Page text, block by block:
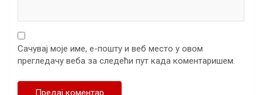
Сачувај моје име, е-пошту и веб место у овом
прегледачу веба за следећи пут када коментаришем.